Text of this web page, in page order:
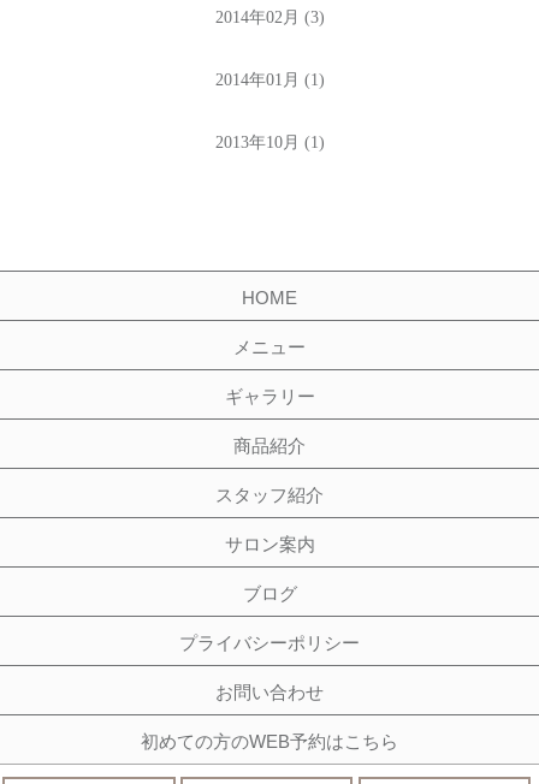
2014年02月 (3)
2014年01月 (1)
2013年10月 (1)
HOME
メニュー
ギャラリー
商品紹介
スタッフ紹介
サロン案内
ブログ
プライバシーポリシー
お問い合わせ
初めての方のWEB予約はこちら